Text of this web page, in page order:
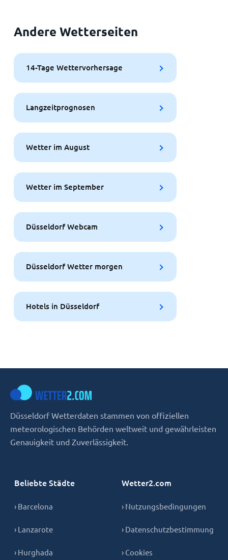
Andere Wetterseiten
14-Tage Wettervorhersage
Langzeitprognosen
Wetter im August
Wetter im September
Düsseldorf Webcam
Düsseldorf Wetter morgen
Hotels in Düsseldorf
Düsseldorf Wetterdaten stammen von offiziellen
meteorologischen Behörden weltweit und gewährleisten
Genauigkeit und Zuverlässigkeit.
Beliebte Städte
› Barcelona
› Lanzarote
› Hurghada
Wetter2.com
› Nutzungsbedingungen
› Datenschutzbestimmung
› Cookies